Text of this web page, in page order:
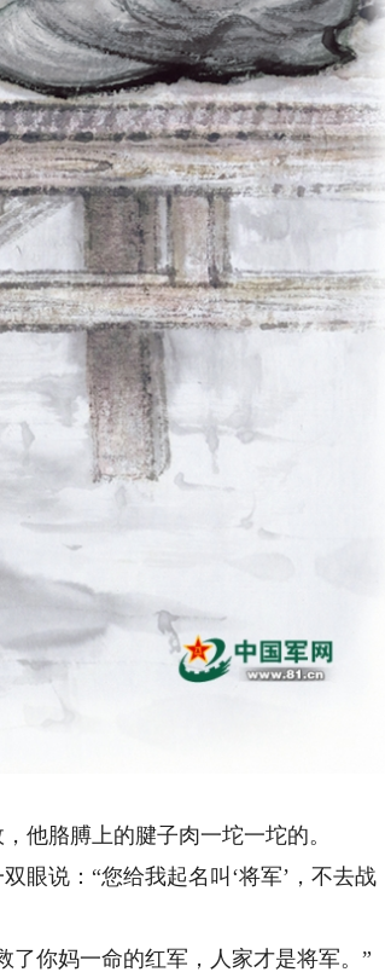
胳膊上的腱子肉一坨一坨的。
说：“您给我起名叫‘将军’，不去战
你妈一命的红军，人家才是将军。”